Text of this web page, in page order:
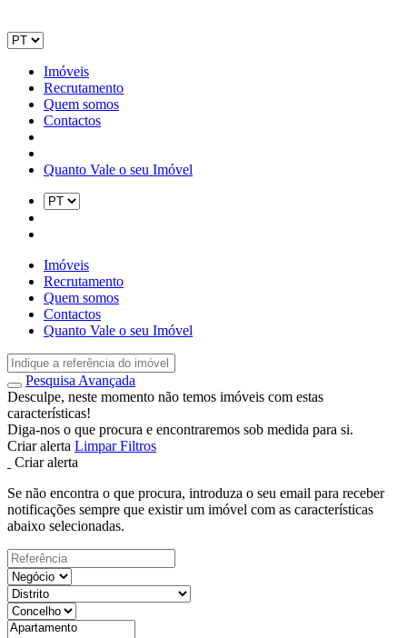
Imóveis
Recrutamento
Quem somos
Contactos
Quanto Vale o seu Imóvel
Imóveis
Recrutamento
Quem somos
Contactos
Quanto Vale o seu Imóvel
Pesquisa Avançada
Desculpe, neste momento não temos imóveis com estas
características!
Diga-nos o que procura e encontraremos sob medida para si.
Criar alerta Limpar Filtros
Criar alerta
Se não encontra o que procura, introduza o seu email para receber
notificações sempre que existir um imóvel com as características
abaixo selecionadas.